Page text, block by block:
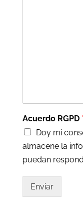
Acuerdo RGPD *
Doy mi
almacene la
puedan
Enviar